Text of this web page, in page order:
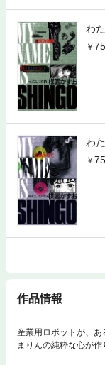
わ
わ
作品情報
産業用ロボットが、
まりんの純粋な心が
ロボットが入社する